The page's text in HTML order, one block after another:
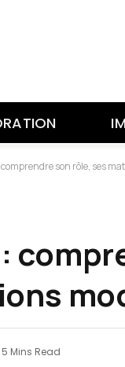
son rôle, ses
5 Mins Read